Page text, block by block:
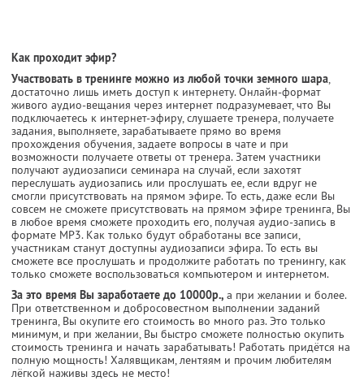
Как проходит эфир?
Участвовать в тренинге можно из любой точки земного шара,
достаточно лишь иметь доступ к интернету. Онлайн-формат
живого аудио-вещания через интернет подразумевает, что Вы
подключаетесь к интернет-эфиру, слушаете тренера, получаете
задания, выполняете, зарабатываете прямо во время
прохождения обучения, задаете вопросы в чате и при
возможности получаете ответы от тренера. Затем участники
получают аудиозаписи семинара на случай, если захотят
переслушать аудиозапись или прослушать ее, если вдруг не
смогли присутствовать на прямом эфире. То есть, даже если Вы
совсем не сможете присутствовать на прямом эфире тренинга, Вы
в любое время сможете проходить его, получая аудио-запись в
формате MP3. Как только будут обработаны все записи,
участникам станут доступны аудиозаписи эфира. То есть вы
сможете все прослушать и продолжите работать по тренингу, как
только сможете воспользоваться компьютером и интернетом.
За это время Вы заработаете до 10000р., а при желании и более.
При ответственном и добросовестном выполнении заданий
тренинга, Вы окупите его стоимость во много раз. Это только
минимум, и при желании, Вы быстро сможете полностью окупить
стоимость тренинга и начать зарабатывать! Работать придётся на
полную мощность! Халявщикам, лентяям и прочим любителям
лёгкой наживы здесь не место!